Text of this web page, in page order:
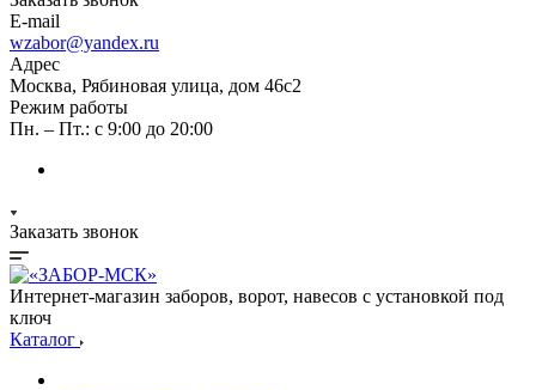
E-mail
wzabor@yandex.ru
Адрес
Москва, Рябиновая улица, дом 46с2
Режим работы
Пн. – Пт.: с 9:00 до 20:00
Заказать звонок
Интернет-магазин заборов, ворот, навесов с установкой под
ключ
Каталог